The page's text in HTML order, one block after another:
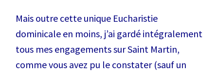
Mais outre cette unique Eucharistie
dominicale en moins, j’ai gardé intégralement
tous mes engagements sur Saint Martin,
comme vous avez pu le constater (sauf un